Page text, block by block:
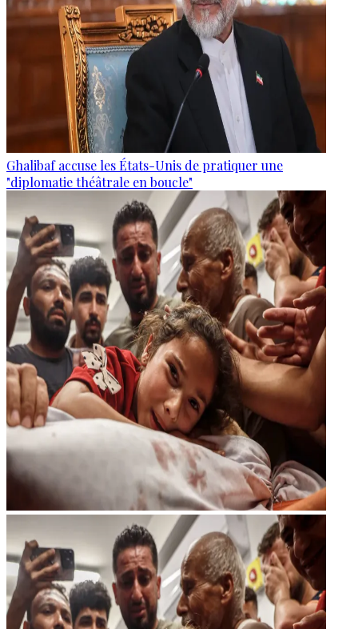
Ghalibaf accuse les États-Unis de pratiquer une
"diplomatie théâtrale en boucle"